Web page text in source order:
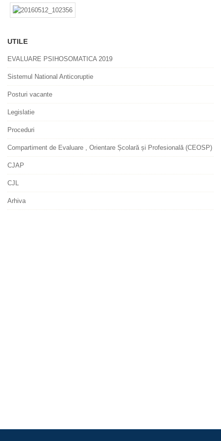
UTILE
EVALUARE PSIHOSOMATICA 2019
Sistemul National Anticoruptie
Posturi vacante
Legislatie
Proceduri
Compartiment de Evaluare , Orientare Școlară și Profesională (CEOSP)
CJAP
CJL
Arhiva